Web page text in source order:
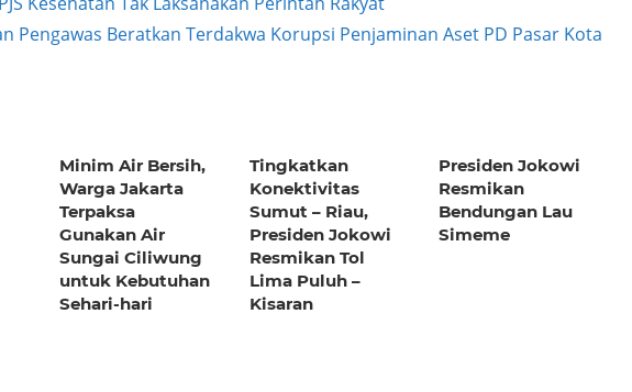
Pengawas Beratkan Terdakwa Korupsi Penjaminan Aset PD Pasar Kota
Minim Air Bersih,
Warga Jakarta
Terpaksa
Gunakan Air
Sungai Ciliwung
untuk Kebutuhan
Sehari-hari
Tingkatkan
Konektivitas
Sumut – Riau,
Presiden Jokowi
Resmikan Tol
Lima Puluh –
Kisaran
Presiden Jokowi
Resmikan
Bendungan Lau
Simeme